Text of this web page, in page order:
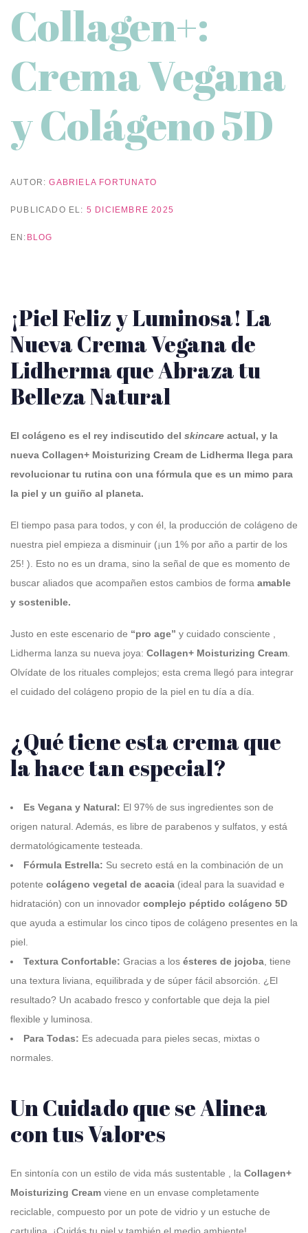
Collagen+:
Crema Vegana
y Colágeno 5D
AUTOR:GABRIELA FORTUNATO
PUBLICADO EL: 5 DICIEMBRE 2025
EN: BLOG
¡Piel Feliz y Luminosa! La
Nueva Crema Vegana de
Lidherma que Abraza tu
Belleza Natural
El colágeno es el rey indiscutido del skincare actual, y la
nueva Collagen+ Moisturizing Cream de Lidherma llega para
revolucionar tu rutina con una fórmula que es un mimo para
la piel y un guiño al planeta.
El tiempo pasa para todos, y con él, la producción de colágeno de
nuestra piel empieza a disminuir (¡un 1% por año a partir de los
25! ). Esto no es un drama, sino la señal de que es momento de
buscar aliados que acompañen estos cambios de forma amable
y sostenible.
Justo en este escenario de “pro age” y cuidado consciente ,
Lidherma lanza su nueva joya: Collagen+ Moisturizing Cream.
Olvídate de los rituales complejos; esta crema llegó para integrar
el cuidado del colágeno propio de la piel en tu día a día.
¿Qué tiene esta crema que
la hace tan especial?
Es Vegana y Natural: El 97% de sus ingredientes son de
origen natural. Además, es libre de parabenos y sulfatos, y está
dermatológicamente testeada.
Fórmula Estrella: Su secreto está en la combinación de un
potente colágeno vegetal de acacia (ideal para la suavidad e
hidratación) con un innovador complejo péptido colágeno 5D
que ayuda a estimular los cinco tipos de colágeno presentes en la
piel.
Textura Confortable: Gracias a los ésteres de jojoba, tiene
una textura liviana, equilibrada y de súper fácil absorción. ¿El
resultado? Un acabado fresco y confortable que deja la piel
flexible y luminosa.
Para Todas: Es adecuada para pieles secas, mixtas o
normales.
Un Cuidado que se Alinea
con tus Valores
En sintonía con un estilo de vida más sustentable , la Collagen+
Moisturizing Cream viene en un envase completamente
reciclable, compuesto por un pote de vidrio y un estuche de